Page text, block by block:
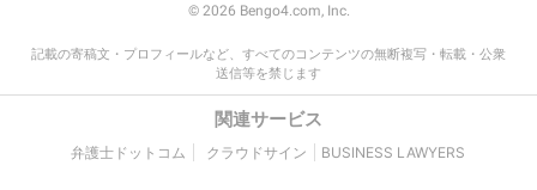
© 2026 Bengo4.com, Inc.
記載の寄稿文・プロフィールなど、すべてのコンテンツの無断複写・転載・公衆
送信等を禁じます
関連サービス
弁護士ドットコム クラウドサイン BUSINESS LAWYERS